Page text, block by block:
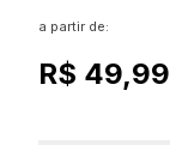
a partir de:
R$ 49,99